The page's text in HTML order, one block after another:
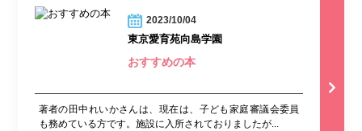
2023/10/04
東京愛育苑向島学園
おすすめの本
著者の田中れいかさんは、現在は、子ども家庭審議会委員
も務めている方です。施設に入所されておりましたが...